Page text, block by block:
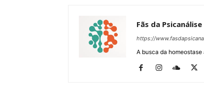
Fãs da Psicanálise
https://
A busca da